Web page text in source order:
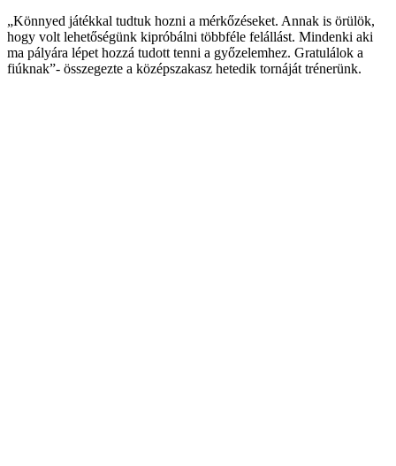
„Könnyed játékkal tudtuk hozni a mérkőzéseket. Annak is örülök,
hogy volt lehetőségünk kipróbálni többféle felállást. Mindenki aki
ma pályára lépet hozzá tudott tenni a győzelemhez. Gratulálok a
fiúknak”- összegezte a középszakasz hetedik tornáját trénerünk.